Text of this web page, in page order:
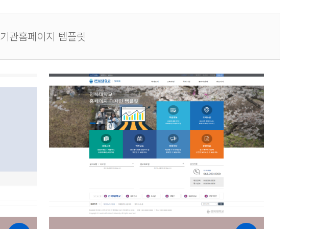
기관홈페이지 템플릿